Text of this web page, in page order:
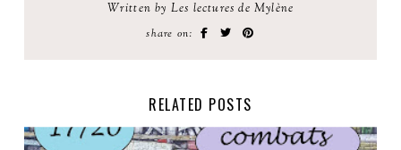
Written by Les lectures de Mylène
share on:
RELATED POSTS